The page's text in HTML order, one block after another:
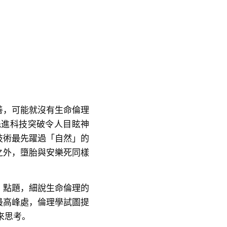
可能就沒有生命倫理
科技突破令人目眩神
最先躍過「自然」的
，墮胎與安樂死同樣
題，細說生命倫理的
峰處，倫理學試圖提
考。